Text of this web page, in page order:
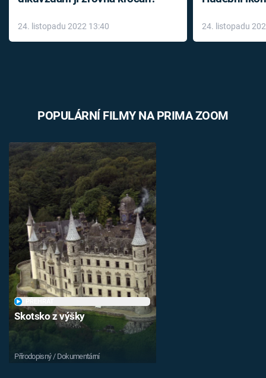
24. listopadu 2022 13:40
léky
24. listopadu
POPULÁRNÍ FILMY NA PRIMA ZOOM
Skotsko z výšky
Přírodopisný / Dokumentární